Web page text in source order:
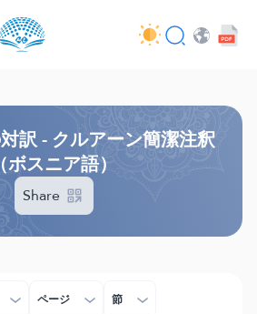
サービス - API
訳 - クルアーン簡潔注釈
（ボスニア語）
Share
ページ 節